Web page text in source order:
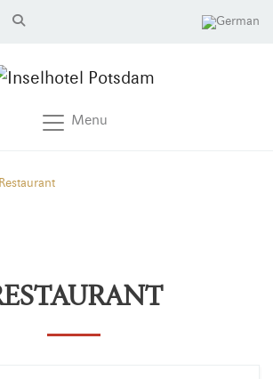
Menu
Restaurant